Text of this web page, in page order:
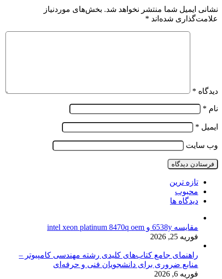
نشانی ایمیل شما منتشر نخواهد شد. بخش‌های موردنیاز
علامت‌گذاری شده‌اند *
دیدگاه *
نام *
ایمیل *
وب‌ سایت
تازه ترین
محبوب
دیدگاه ها
مقایسه 6538y و intel xeon platinum 8470q oem
فوریه 25, 2026
راهنمای جامع کتاب‌های کلیدی رشته مهندسی کامپیوتر –
منابع ضروری برای دانشجویان فنی و حرفه‌ای
فوریه 6, 2026